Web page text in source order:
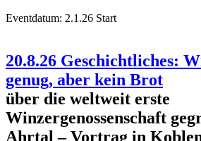
Eventdatum: 2.1.26 Start
20.8.26 Geschichtliches:
genug, aber kein Brot
über die weltweit erste
Winzergenossenschaft
Ahrtal – Vortrag in